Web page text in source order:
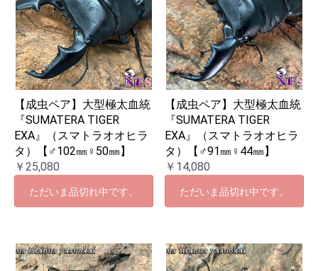
【成虫ペア】大型極太血統
『SUMATERA TIGER
EXA』（スマトラオオヒラ
タ）【♂102㎜♀50㎜】
￥25,080
ただいま品切れ中です。
【成虫ペア】大型極太血統
『SUMATERA TIGER
EXA』（スマトラオオヒラ
タ）【♂91㎜♀44㎜】
￥14,080
ただいま品切れ中です。